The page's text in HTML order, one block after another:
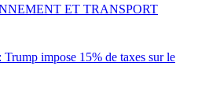
Trump impose 15% de taxes sur le
ET TRANSPORT